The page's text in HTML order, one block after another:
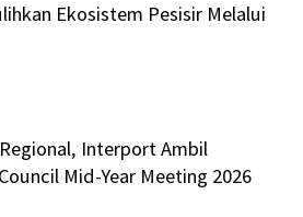
Ekosistem Pesisir Melalui
Interport Ambil
Mid-Year Meeting 2026